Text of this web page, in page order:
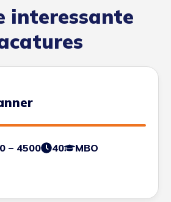
interessante
– 4500 40
MBO